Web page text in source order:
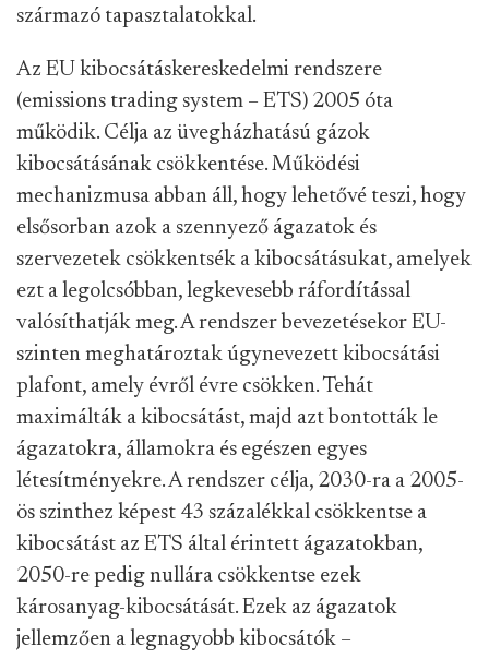
származó tapasztalatokkal.
Az EU kibocsátáskereskedelmi rendszere
(emissions trading system – ETS) 2005 óta
működik. Célja az üvegházhatású gázok
kibocsátásának csökkentése. Működési
mechanizmusa abban áll, hogy lehetővé teszi, hogy
elsősorban azok a szennyező ágazatok és
szervezetek csökkentsék a kibocsátásukat, amelyek
ezt a legolcsóbban, legkevesebb ráfordítással
valósíthatják meg. A rendszer bevezetésekor EU-
szinten meghatároztak úgynevezett kibocsátási
plafont, amely évről évre csökken. Tehát
maximálták a kibocsátást, majd azt bontották le
ágazatokra, államokra és egészen egyes
létesítményekre. A rendszer célja, 2030-ra a 2005-
ös szinthez képest 43 százalékkal csökkentse a
kibocsátást az ETS által érintett ágazatokban,
2050-re pedig nullára csökkentse ezek
károsanyag-kibocsátását. Ezek az ágazatok
jellemzően a legnagyobb kibocsátók –